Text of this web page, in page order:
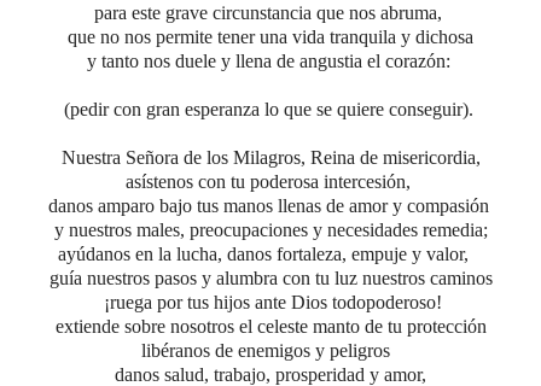
para este grave circunstancia que nos abruma,
que no nos permite tener una vida tranquila y dichosa
y tanto nos duele y llena de angustia el corazón:
(pedir con gran esperanza lo que se quiere conseguir).
Nuestra Señora de los Milagros, Reina de misericordia,
asístenos con tu poderosa intercesión,
danos amparo bajo tus manos llenas de amor y compasión
y nuestros males, preocupaciones y necesidades remedia;
ayúdanos en la lucha, danos fortaleza, empuje y valor,
guía nuestros pasos y alumbra con tu luz nuestros caminos
¡ruega por tus hijos ante Dios todopoderoso!
extiende sobre nosotros el celeste manto de tu protección
libéranos de enemigos y peligros
danos salud, trabajo, prosperidad y amor,